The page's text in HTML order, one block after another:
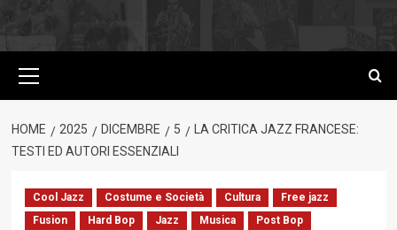
principale
HOME 2025 DICEMBRE 5
LA CRITICA JAZZ FRANCESE:
TESTI ED AUTORI ESSENZIALI
Cool Jazz Costume e Società Cultura
Free jazz
Fusion
Hard Bop Jazz Musica
Post Bop